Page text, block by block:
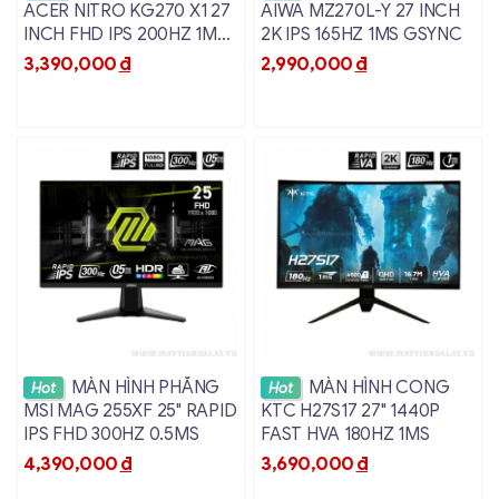
Màn Hình EDRA EGM24F100VA – Hiệu Suất Màn
Hình Xuất Sắc Để Làm Việc và Giải Trí
Màn hình EDRA EGM24F100VA cung cấp độ phân giải
Full HD (1920 x 1080) và độ sáng lên tới 250cd/m², cho
phép người dùng dễ dàng trình chiếu và hiển thị hình
ACER NITRO KG270 X1 27
INCH FHD IPS 200HZ 1MS
GSYNC
3,390,000đ
AIWA MZ270L-Y 27 INCH
2K IPS 165HZ 1MS GSYNC
2,990,000đ
Xem chi tiết
Hot
MÀN HÌNH PHẲNG
MSI MAG 255XF 25" RAPID
IPS FHD 300HZ 0.5MS
4,390,000đ
Xem chi tiết
Hot
MÀN HÌNH CONG
KTC H27S17 27" 1440P
FAST HVA 180HZ 1MS
3,690,000đ